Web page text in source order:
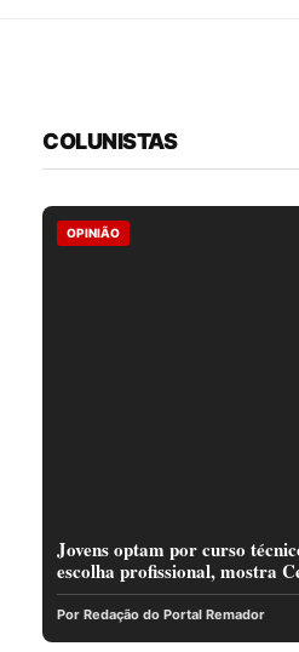
COLUNISTAS
OPINIÃO
Jovens optam por curso
escolha profissional, mostra
Por Redação do Portal Remador